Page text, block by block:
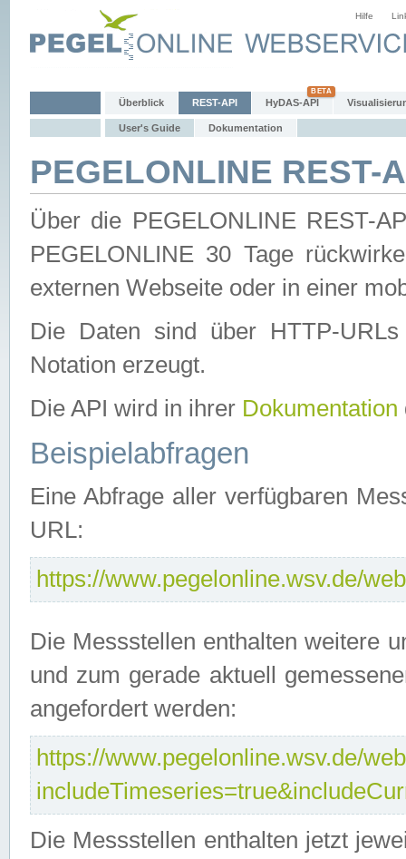
Hilfe
Überblick REST-API HyDAS-API
User's Guide Dokumentation
PEGELONLINE REST-
Über die PEGELONLINE REST-
PEGELONLINE 30 Tage
externen Webseite oder in einer
Die Daten sind über HTTP-
Notation erzeugt.
Die API wird in ihrer Dokumentation
Beispielabfragen
Eine Abfrage aller verfügbaren
URL:
https://www.pegelonline.wsv.de/
Die Messstellen enthalten weitere
und zum gerade aktuell
angefordert werden:
https://www.pegelonline.wsv.de/
Die Messstellen enthalten jetzt